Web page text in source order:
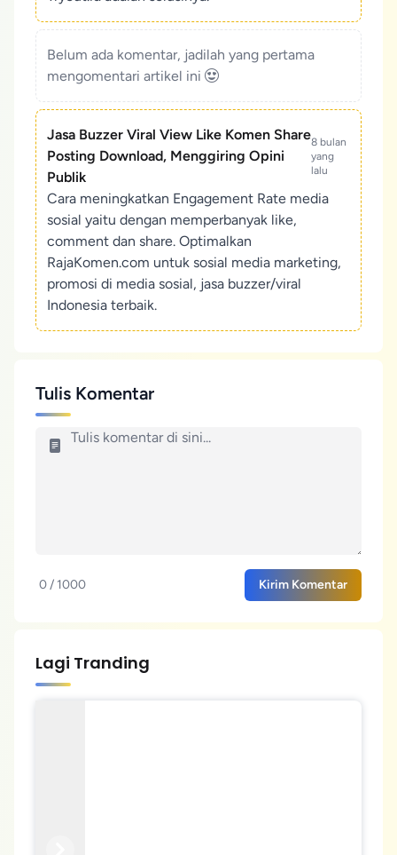
Belum ada komentar, jadilah yang pertama
mengomentari artikel ini
Jasa Buzzer Viral View Like Komen Share
Posting Download, Menggiring Opini
Publik
8 bulan
yang
lalu
Cara meningkatkan Engagement Rate media
sosial yaitu dengan memperbanyak like,
comment dan share. Optimalkan
RajaKomen.com untuk sosial media marketing,
promosi di media sosial, jasa buzzer/viral
Indonesia terbaik.
Tulis Komentar
0 / 1000 Kirim Komentar
Lagi Tranding